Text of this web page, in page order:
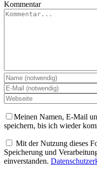
Kommentar
Meinen Namen, E-Mail
speichern, bis ich wieder
Mit der Nutzung dieses
Speicherung und
einverstanden.